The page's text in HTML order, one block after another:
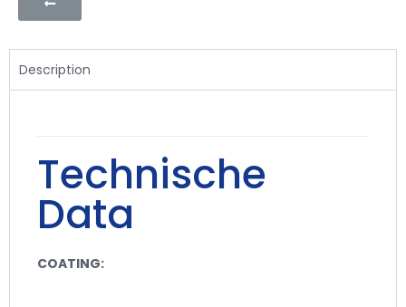
Description
Technische
Data
COATING: